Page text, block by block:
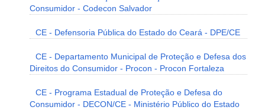
Consumidor - Codecon Salvador
CE - Defensoria Pública do Estado do Ceará - DPE/CE
CE - Departamento Municipal de Proteção e Defesa dos
Direitos do Consumidor - Procon - Procon Fortaleza
CE - Programa Estadual de Proteção e Defesa do
Consumidor - DECON/CE - Ministério Público do Estado